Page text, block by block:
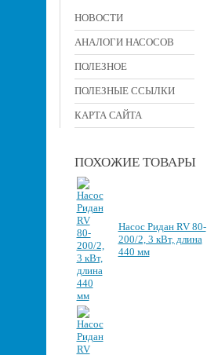
НОВОСТИ
АНАЛОГИ НАСОСОВ
ПОЛЕЗНОЕ
ПОЛЕЗНЫЕ ССЫЛКИ
КАРТА САЙТА
ПОХОЖИЕ ТОВАРЫ
Насос Ридан RV 80-
200/2, 3 кВт, длина
440 мм